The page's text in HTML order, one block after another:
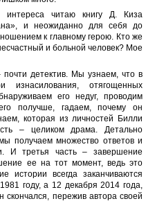
читаю книгу Д. Киза
и неожиданно для себя до
к главному герою. Кто же
и больной человек? Мое
почти детектив. Мы узнаем, что в
изнасилования, отягощенных
его недуг, проводим
получше, гадаем, почему он
которая из личностей Билли
– целиком драма. Детально
получаем множество ответов и
И третья часть – завершение
ее на тот момент, ведь это
истории всегда заканчиваются
году, а 12 декабря 2014 года,
скончался, пережив автора своей